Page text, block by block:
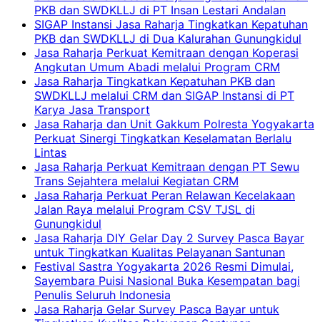
PKB dan SWDKLLJ di PT Insan Lestari Andalan
SIGAP Instansi Jasa Raharja Tingkatkan Kepatuhan
PKB dan SWDKLLJ di Dua Kalurahan Gunungkidul
Jasa Raharja Perkuat Kemitraan dengan Koperasi
Angkutan Umum Abadi melalui Program CRM
Jasa Raharja Tingkatkan Kepatuhan PKB dan
SWDKLLJ melalui CRM dan SIGAP Instansi di PT
Karya Jasa Transport
Jasa Raharja dan Unit Gakkum Polresta Yogyakarta
Perkuat Sinergi Tingkatkan Keselamatan Berlalu
Lintas
Jasa Raharja Perkuat Kemitraan dengan PT Sewu
Trans Sejahtera melalui Kegiatan CRM
Jasa Raharja Perkuat Peran Relawan Kecelakaan
Jalan Raya melalui Program CSV TJSL di
Gunungkidul
Jasa Raharja DIY Gelar Day 2 Survey Pasca Bayar
untuk Tingkatkan Kualitas Pelayanan Santunan
Festival Sastra Yogyakarta 2026 Resmi Dimulai,
Sayembara Puisi Nasional Buka Kesempatan bagi
Penulis Seluruh Indonesia
Jasa Raharja Gelar Survey Pasca Bayar untuk